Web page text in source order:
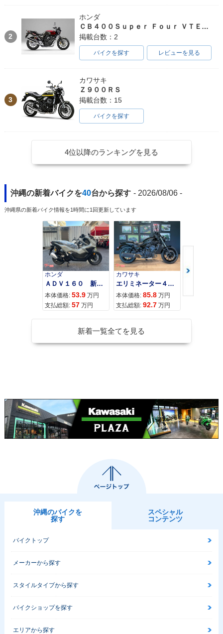
2
ホンダ
ＣＢ４００Ｓｕｐｅｒ Ｆｏｕｒ ＶＴＥＣ ＳＰＥＣ３
掲載台数：2
バイクを探す レビューを見る
3
カワサキ
Ｚ９００ＲＳ
掲載台数：15
バイクを探す
4位以降のランキングを見る
沖縄の新着バイクを40台から探す - 2026/08/06 -
沖縄県の新着バイク情報を1時間に1回更新しています
ホンダ
ＡＤＶ１６０ 新車 ２０２６年最新モデル パールスモーキーグレー スマートキー ２９Ｌメットイン ＵＳＢ Ｔｙｐｅ−Ｃ装備
本体価格: 53.9 万円
支払総額: 57 万円
カワサキ
エリミネーター４００
本体価格: 85.8 万円
支払総額: 92.7 万円
カワサキ
本体価格:
新着一覧全てを見る
沖縄のバイクを
探す
スペシャル
コンテンツ
バイクトップ
メーカーから探す
スタイルタイプから探す
バイクショップを探す
エリアから探す